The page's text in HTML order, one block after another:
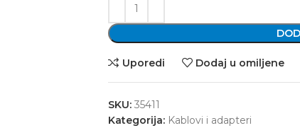
Uporedi Dodaj u omiljene
SKU: 35411
Kategorija: Kablovi i adapteri